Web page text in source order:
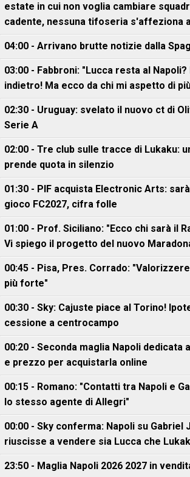
estate in cui non voglia cambiare
cadente, nessuna tifoseria s'affeziona
04:00 - Arrivano brutte notizie dalla
03:00 - Fabbroni: "Lucca resta al Napoli?
indietro! Ma ecco da chi mi aspetto di
02:30 - Uruguay: svelato il nuovo ct di
Serie A
02:00 - Tre club sulle tracce di Lukaku:
prende quota in silenzio
01:30 - PIF acquista Electronic Arts:
gioco FC2027, cifra folle
01:00 - Prof. Siciliano: "Ecco chi sarà il
Vi spiego il progetto del nuovo
00:45 - Pisa, Pres. Corrado:
più forte"
00:30 - Sky: Cajuste piace al Torino!
cessione a centrocampo
00:20 - Seconda maglia Napoli dedicata
e prezzo per acquistarla online
00:15 - Romano: "Contatti tra Napoli e
lo stesso agente di Allegri"
00:00 - Sky conferma: Napoli su Gabriel
riuscisse a vendere sia Lucca che
23:50 - Maglia Napoli 2026 2027 in